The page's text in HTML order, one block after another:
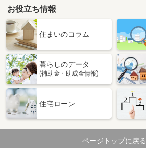
お役立ち情報
住まいのコラム
暮らしのデータ
(補助金・助成金情報)
住宅ローン
ページトップに戻る